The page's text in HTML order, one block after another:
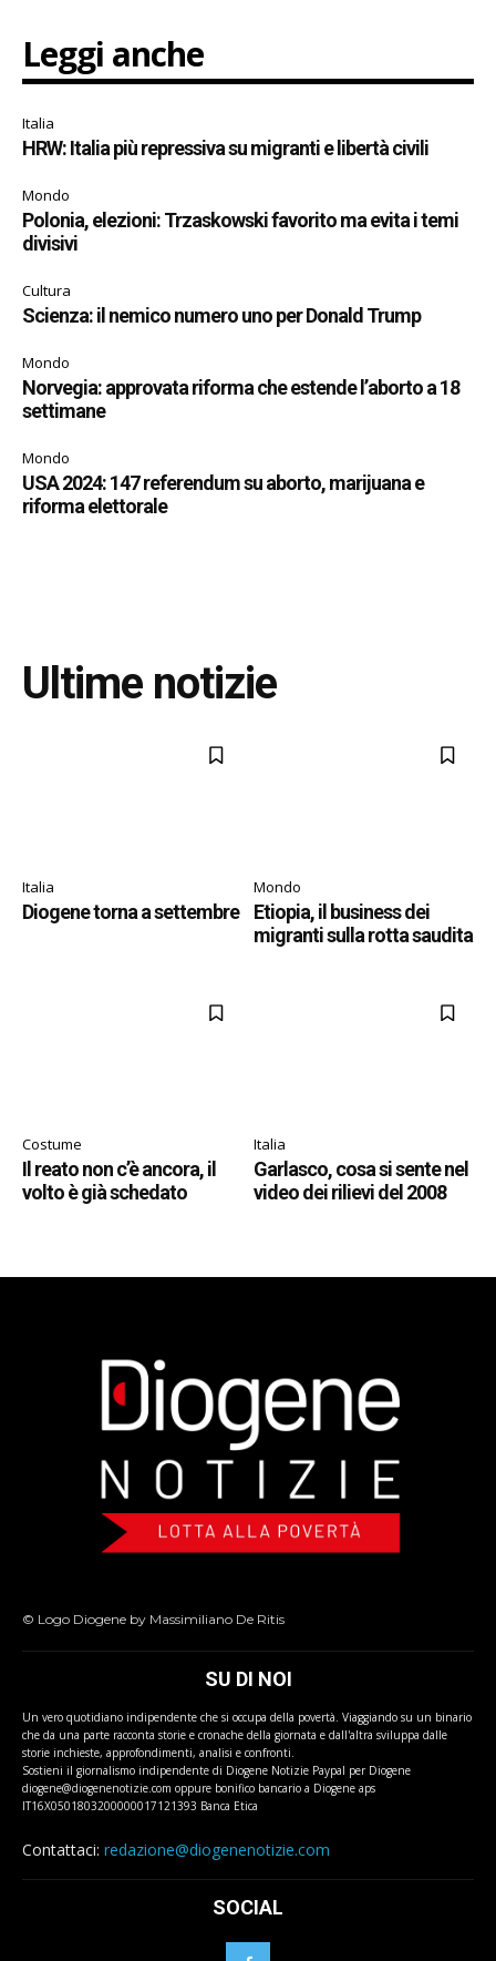
Leggi anche
Italia
HRW: Italia più repressiva su migranti e libertà civili
Mondo
Polonia, elezioni: Trzaskowski favorito ma evita i temi
divisivi
Cultura
Scienza: il nemico numero uno per Donald Trump
Mondo
Norvegia: approvata riforma che estende l’aborto a 18
settimane
Mondo
USA 2024: 147 referendum su aborto, marijuana e
riforma elettorale
Ultime notizie
Italia
Diogene torna a settembre
Mondo
Etiopia, il business dei
migranti sulla rotta saudita
Costume
Il reato non c’è ancora, il
volto è già schedato
Italia
Garlasco, cosa si sente nel
video dei rilievi del 2008
© Logo Diogene by Massimiliano De Ritis
SU DI NOI
Un vero quotidiano indipendente che si occupa della povertà. Viaggiando su un binario
che da una parte racconta storie e cronache della giornata e dall'altra sviluppa dalle
storie inchieste, approfondimenti, analisi e confronti.
Sostieni il giornalismo indipendente di Diogene Notizie Paypal per Diogene
diogene@diogenenotizie.com oppure bonifico bancario a Diogene aps
IT16X0501803200000017121393 Banca Etica
Contattaci: redazione@diogenenotizie.com
SOCIAL